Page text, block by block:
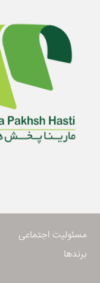
مسئولیت اجتماعی
برندها